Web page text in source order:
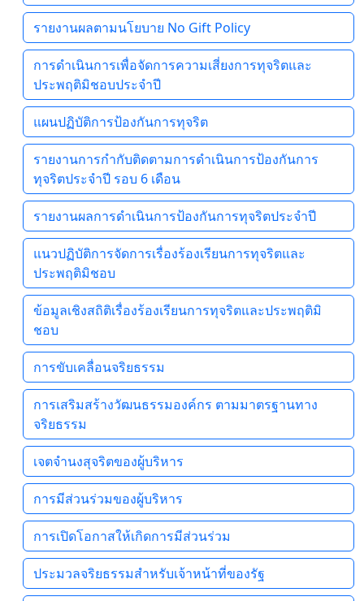
รายงานผลตามนโยบาย No Gift Policy
การดำเนินการเพื่อจัดการความเสี่ยงการทุจริตและ
ประพฤติมิชอบประจำปี
แผนปฏิบัติการป้องกันการทุจริต
รายงานการกำกับติดตามการดำเนินการป้องกันการ
ทุจริตประจำปี รอบ 6 เดือน
รายงานผลการดำเนินการป้องกันการทุจริตประจำปี
แนวปฏิบัติการจัดการเรื่องร้องเรียนการทุจริตและ
ประพฤติมิชอบ
ข้อมูลเชิงสถิติเรื่องร้องเรียนการทุจริตและประพฤติมิ
ชอบ
การขับเคลื่อนจริยธรรม
การเสริมสร้างวัฒนธรรมองค์กร ตามมาตรฐานทาง
จริยธรรม
เจตจํานงสุจริตของผู้บริหาร
การมีส่วนร่วมของผู้บริหาร
การเปิดโอกาสให้เกิดการมีส่วนร่วม
ประมวลจริยธรรมสำหรับเจ้าหน้าที่ของรัฐ